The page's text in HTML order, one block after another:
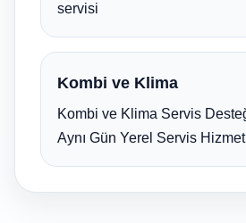
servisi
Kombi ve Klima
Kombi ve Klima Servis
Aynı Gün Yerel Servis